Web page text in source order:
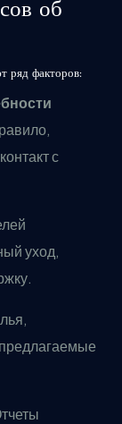
об
ряд факторов:
с
уход,